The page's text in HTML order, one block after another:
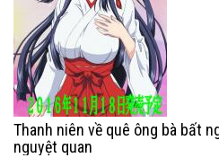
Thanh niên về quê ông bà bất
nguyệt quan